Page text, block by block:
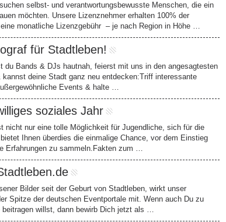
selbst- und verantwortungsbewusste Menschen, die ein
möchten. Unsere Lizenznehmer erhalten 100% der
monatliche Lizenzgebühr – je nach Region in Höhe …
für Stadtleben!
du Bands & DJs hautnah, feierst mit uns in den angesagtesten
deine Stadt ganz neu entdecken:Triff interessante
Events & halte …
soziales Jahr
nicht nur eine tolle Möglichkeit für Jugendliche, sich für die
Ihnen überdies die einmalige Chance, vor dem Einstieg
Erfahrungen zu sammeln.Fakten zum …
Bilder seit der Geburt von Stadtleben, wirkt unser
Spitze der deutschen Eventportale mit. Wenn auch Du zu
willst, dann bewirb Dich jetzt als …